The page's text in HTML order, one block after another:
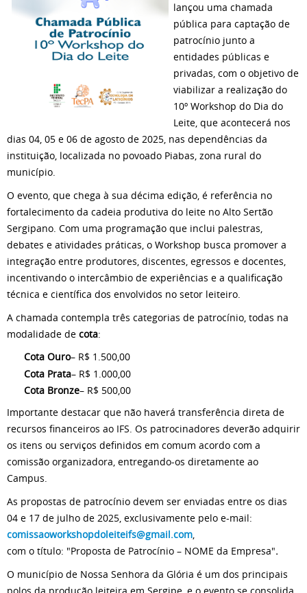
lançou uma chamada
pública para captação de
patrocínio junto a
entidades públicas e
privadas, com o objetivo de
viabilizar a realização do
10º Workshop do Dia do
Leite, que acontecerá nos
dias 04, 05 e 06 de agosto de 2025, nas dependências da
instituição, localizada no povoado Piabas, zona rural do
município.
O evento, que chega à sua décima edição, é referência no
fortalecimento da cadeia produtiva do leite no Alto Sertão
Sergipano. Com uma programação que inclui palestras,
debates e atividades práticas, o Workshop busca promover a
integração entre produtores, discentes, egressos e docentes,
incentivando o intercâmbio de experiências e a qualificação
técnica e científica dos envolvidos no setor leiteiro.
A chamada contempla três categorias de patrocínio, todas na
modalidade de cota:
Cota Ouro– R$ 1.500,00
Cota Prata– R$ 1.000,00
Cota Bronze– R$ 500,00
Importante destacar que não haverá transferência direta de
recursos financeiros ao IFS. Os patrocinadores deverão adquirir
os itens ou serviços definidos em comum acordo com a
comissão organizadora, entregando-os diretamente ao
Campus.
As propostas de patrocínio devem ser enviadas entre os dias
04 e 17 de julho de 2025, exclusivamente pelo e-mail:
comissaoworkshopdoleiteifs@gmail.com,
com o título: "Proposta de Patrocínio – NOME da Empresa".
O município de Nossa Senhora da Glória é um dos principais